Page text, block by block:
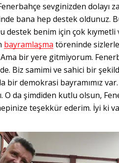
sevginizden dolayı
bana hep destek oldunuz.
destek benim için çok kıymetli
bayramlaşma töreninde
bir yere gitmiyorum.
Biz samimi ve sahici bir
bir demokrasi bayramımız
O da şimdiden kutlu olsun,
teşekkür ederim. İyi ki